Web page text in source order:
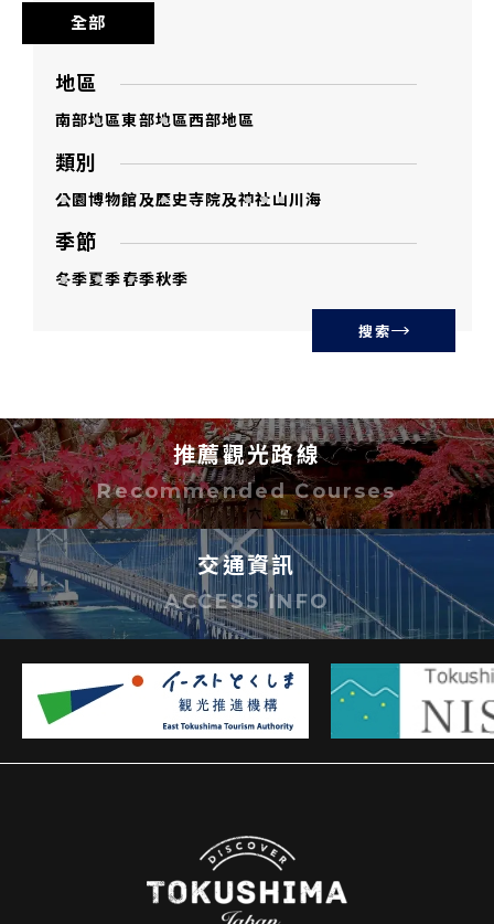
全部
地區
南部地區東部地區西部地區
類別
公園博物館及歷史寺院及神社山川海
季節
冬季夏季春季秋季
搜索
推薦觀光路線
Recommended Courses
交通資訊
ACCESS INFO